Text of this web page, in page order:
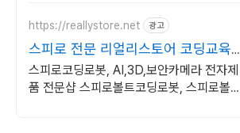
https://reallystore.net 광고
스피로 전문 리얼리스토어 코딩교육을
쉽고 재밌게
스피로코딩로봇, AI,3D,보안카메라 전자제
품 전문샵 스피로볼트코딩로봇, 스피로볼트